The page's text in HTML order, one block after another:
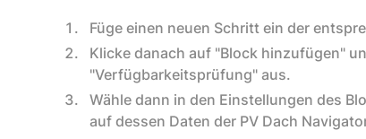
Füge einen neuen Schritt ein der
Klicke danach auf "Block hinzufügen"
"Verfügbarkeitsprüfung" aus.
Wähle dann in den Einstellungen des
auf dessen Daten der PV Dach